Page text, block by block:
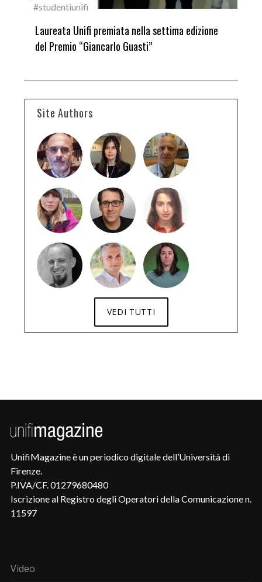
#studentiunifi
Laureata Unifi premiata nella settima edizione
del Premio “Giancarlo Guasti”
Site Authors
VEDI TUTTI
UnifiMagazine è un periodico digitale dell’Università di
Firenze.
P.IVA/CF. 01279680480
Iscrizione al Registro degli Operatori della Comunicazione n.
11597
Video